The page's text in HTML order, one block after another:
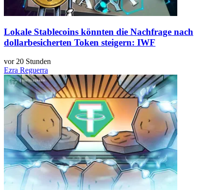
Lokale Stablecoins könnten die Nachfrage nach
dollarbesicherten Token steigern: IWF
vor 20 Stunden
Ezra Reguerra